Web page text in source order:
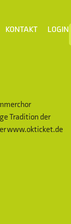
KONTAKT LOGIN
Tradition der
www.okticket.de